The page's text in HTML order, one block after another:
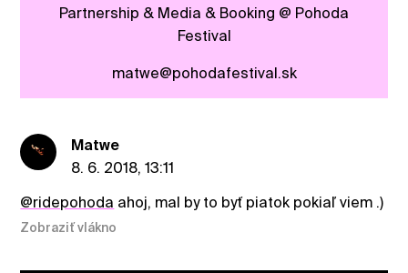
Partnership & Media & Booking @ Pohoda
Festival
matwe@pohodafestival.sk
Matwe
8. 6. 2018, 13:11
@ridepohoda ahoj, mal by to byť piatok pokiaľ viem .)
Zobraziť vlákno